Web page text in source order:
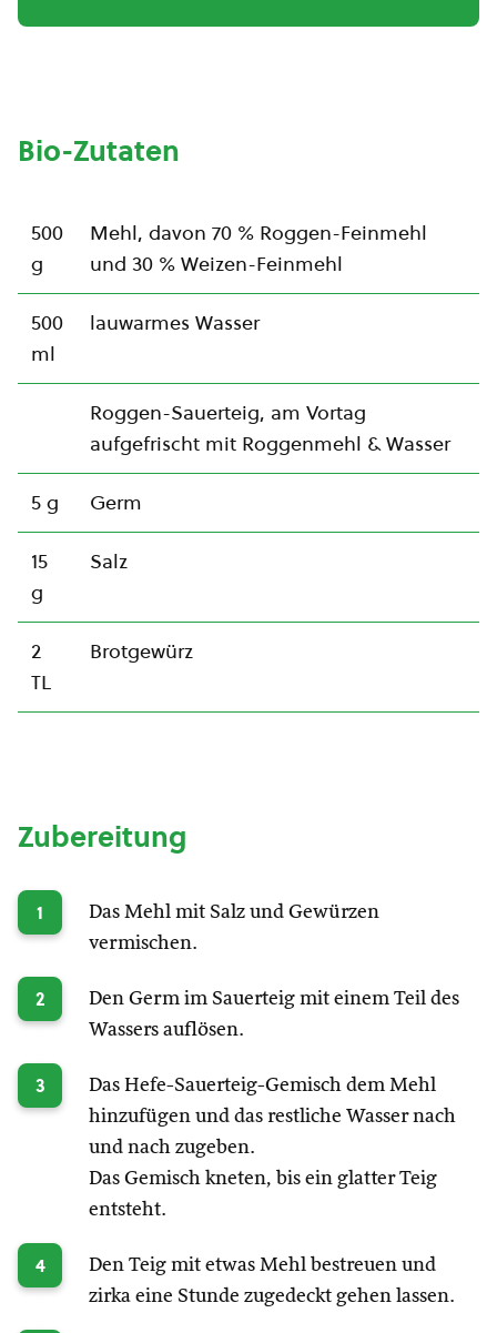
Bio-Zutaten
500
g
Mehl, davon 70 % Roggen-Feinmehl
und 30 % Weizen-Feinmehl
500
ml
lauwarmes Wasser
Roggen-Sauerteig, am Vortag
aufgefrischt mit Roggenmehl & Wasser
5 g Germ
15
g
Salz
2
TL
Brotgewürz
Zubereitung
1
Das Mehl mit Salz und Gewürzen
vermischen.
2
Den Germ im Sauerteig mit einem Teil des
Wassers auflösen.
3
Das Hefe-Sauerteig-Gemisch dem Mehl
hinzufügen und das restliche Wasser nach
und nach zugeben.
Das Gemisch kneten, bis ein glatter Teig
entsteht.
4
Den Teig mit etwas Mehl bestreuen und
zirka eine Stunde zugedeckt gehen lassen.